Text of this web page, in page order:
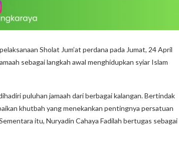
Sholat Jum’at perdana pada Jumat, 24 April
sebagai langkah awal menghidupkan syiar Islam
puluhan jamaah dari berbagai kalangan. Bertindak
khutbah yang menekankan pentingnya persatuan
itu, Nuryadin Cahaya Fadilah bertugas sebagai